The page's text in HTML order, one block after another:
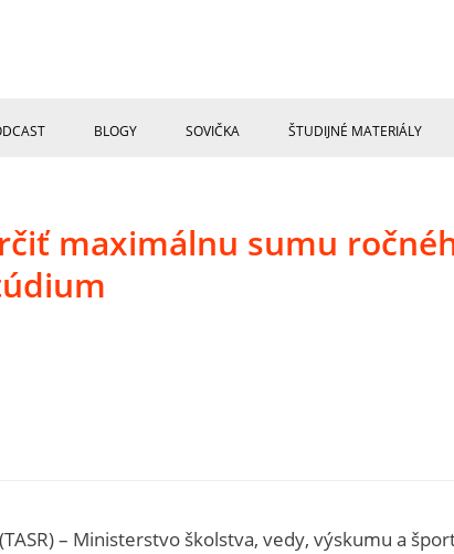
BLOGY SOVIČKA ŠTUDIJNÉ MATERIÁLY
maximálnu sumu
– Ministerstvo školstva, vedy, výskumu a